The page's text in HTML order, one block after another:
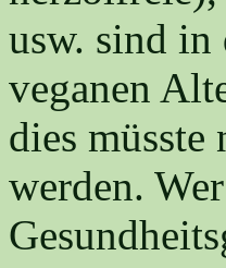
usw. sind in
veganen
dies müsste
werden.